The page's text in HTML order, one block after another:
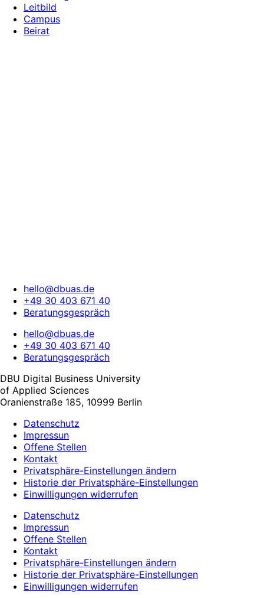
Leitbild
Campus
Beirat
hello@dbuas.de
+49 30 403 671 40
Beratungsgespräch
hello@dbuas.de
+49 30 403 671 40
Beratungsgespräch
DBU Digital Business University
of Applied Sciences
Oranienstraße 185, 10999 Berlin
Datenschutz
Impressun
Offene Stellen
Kontakt
Privatsphäre-Einstellungen ändern
Historie der Privatsphäre-Einstellungen
Einwilligungen widerrufen
Datenschutz
Impressun
Offene Stellen
Kontakt
Privatsphäre-Einstellungen ändern
Historie der Privatsphäre-Einstellungen
Einwilligungen widerrufen